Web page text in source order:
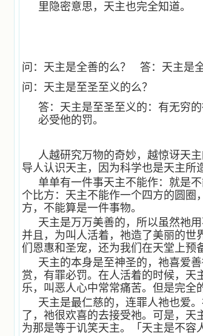
里隐密意思，天主也完全知道。
问：天主是全善的么？ 答：天主是
问：天主是至圣至义的么？
答：天主是至圣至义的：有无穷
必受他的罚。
人越研究万物的奇妙，越惊讶天
导人认识天主，因为科学也是天主所
单单有一件事天主不能作：就是
个比方：天主不能作一个四方的圆圈
方，不能算是一件事物。
天主是万万美善的，所以虽然祂
并且，为叫人活着，祂造了美丽的世
们恩惠和圣宠，还为我们在天堂上预
天主的本身是至神圣的，祂喜爱
赏，有罪必罚。在人活着的时候，天
乐，叫恶人心中常常痛苦。但是完全
天主是最仁慈的，连罪人祂也爱
了，祂很欢喜的去接受祂。可是，
为那是等于讥笑天主。「天主是不容